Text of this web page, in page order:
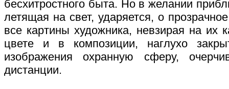
бесхитростного быта. Но в желании
летящая на свет, ударяется, о
все картины художника, невзирая на их
цвете и в композиции, наглухо
изображения охранную сферу,
дистанции.